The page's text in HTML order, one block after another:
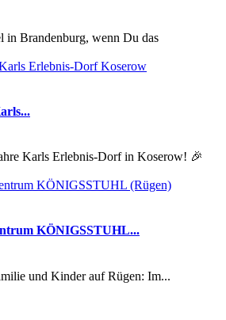
in Brandenburg, wenn Du das
Karls Erlebnis-Dorf in Koserow! 🎉
KÖNIGSSTUHL...
und Kinder auf Rügen: Im...